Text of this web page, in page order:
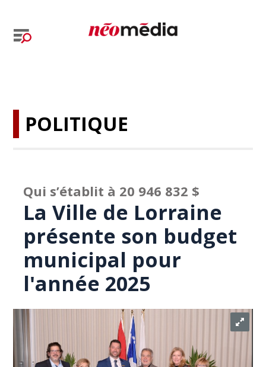
POLITIQUE
Qui s’établit à 20 946 832 $
La Ville de Lorraine
présente son budget
municipal pour
l'année 2025